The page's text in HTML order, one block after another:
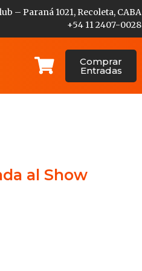
– Paraná 1021, Recoleta, CABA
+54 11 2407-0028
Comprar
Entradas
al Show